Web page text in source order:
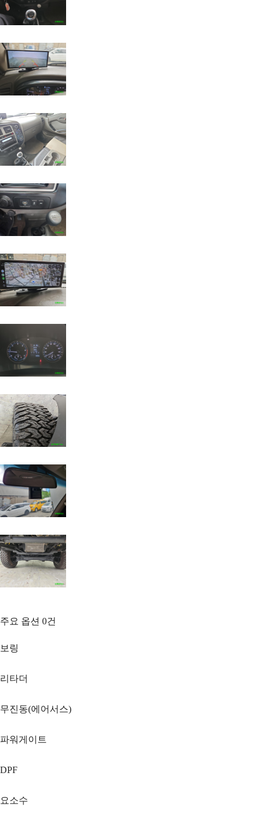
주요 옵션 0건
보링
리타더
무진동(에어서스)
파워게이트
DPF
요소수